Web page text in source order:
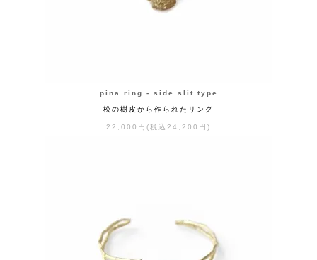
pina ring - side slit type
松の樹皮から作られたリング
22,000円(税込24,200円)